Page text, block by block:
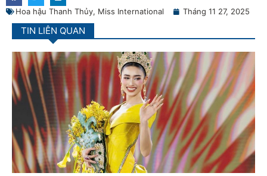
Hoa hậu Thanh Thủy, Miss International Tháng 11 27, 2025
TIN LIÊN QUAN